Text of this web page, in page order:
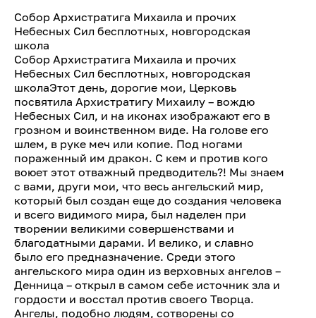
Собор Архистратига Михаила и прочих
Небесных Сил бесплотных, новгородская
школа
Собор Архистратига Михаила и прочих
Небесных Сил бесплотных, новгородская
школаЭтот день, дорогие мои, Церковь
посвятила Архистратигу Михаилу – вождю
Небесных Сил, и на иконах изображают его в
грозном и воинственном виде. На голове его
шлем, в руке меч или копие. Под ногами
пораженный им дракон. С кем и против кого
воюет этот отважный предводитель?! Мы знаем
с вами, други мои, что весь ангельский мир,
который был создан еще до создания человека
и всего видимого мира, был наделен при
творении великими совершенствами и
благодатными дарами. И велико, и славно
было его предназначение. Среди этого
ангельского мира один из верховных ангелов –
Денница – открыл в самом себе источник зла и
гордости и восстал против своего Творца.
Ангелы, подобно людям, сотворены со